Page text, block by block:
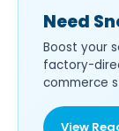
Need
Boost your
factory-
commerce
View